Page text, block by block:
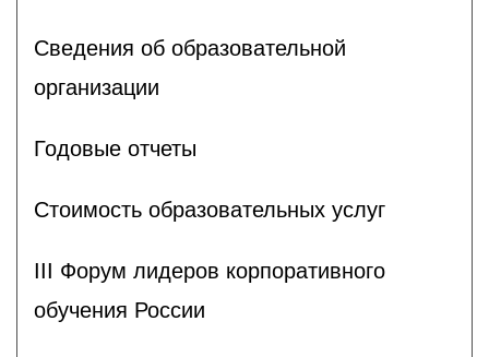
Сведения об образовательной
организации
Годовые отчеты
Стоимость образовательных услуг
III Форум лидеров корпоративного
обучения России